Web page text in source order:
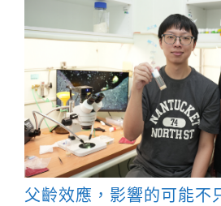
父齡效應，影響的可能不